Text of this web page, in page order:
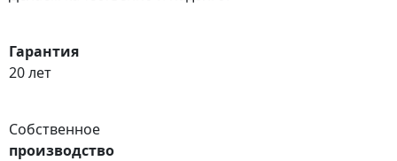
Гарантия
20 лет
Собственное
производство